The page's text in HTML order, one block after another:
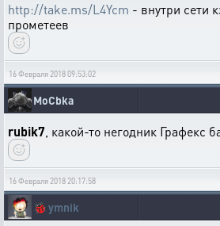
http://take.ms/L4Ycm - внутри сети
прометеев
16 Февраля 2018 09:53:02
MoCbka
rubik7 , какой-то негодник Графекс
16 Февраля 2018 20:17:58
🐞 ymnik